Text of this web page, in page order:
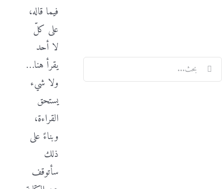
البحث
عن:
فيما قاله،
على كلّ
لا أحد
يقرأ هنا…
ولا شيء
يستحق
القراءة،
وبناءً على
ذلك
سأتوقف